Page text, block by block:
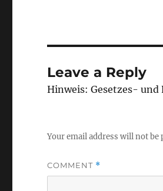
Leave a Reply
Hinweis: Gesetzes-
Your email address will not be
COMMENT *